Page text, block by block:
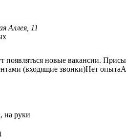
Аллея, 11
появляться новые вакансии.
(входящие звонки)Нет опыта
на руки